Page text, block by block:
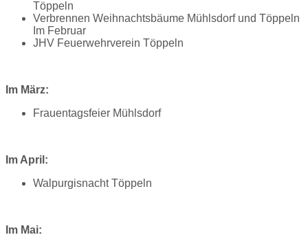
Töppeln
Verbrennen Weihnachtsbäume Mühlsdorf und Töppeln
Im Februar
JHV Feuerwehrverein Töppeln
Im März:
Frauentagsfeier Mühlsdorf
Im April:
Walpurgisnacht Töppeln
Im Mai: